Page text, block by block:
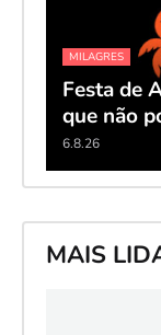
MILAGRES
Festa de
que não
6.8.26
MAIS